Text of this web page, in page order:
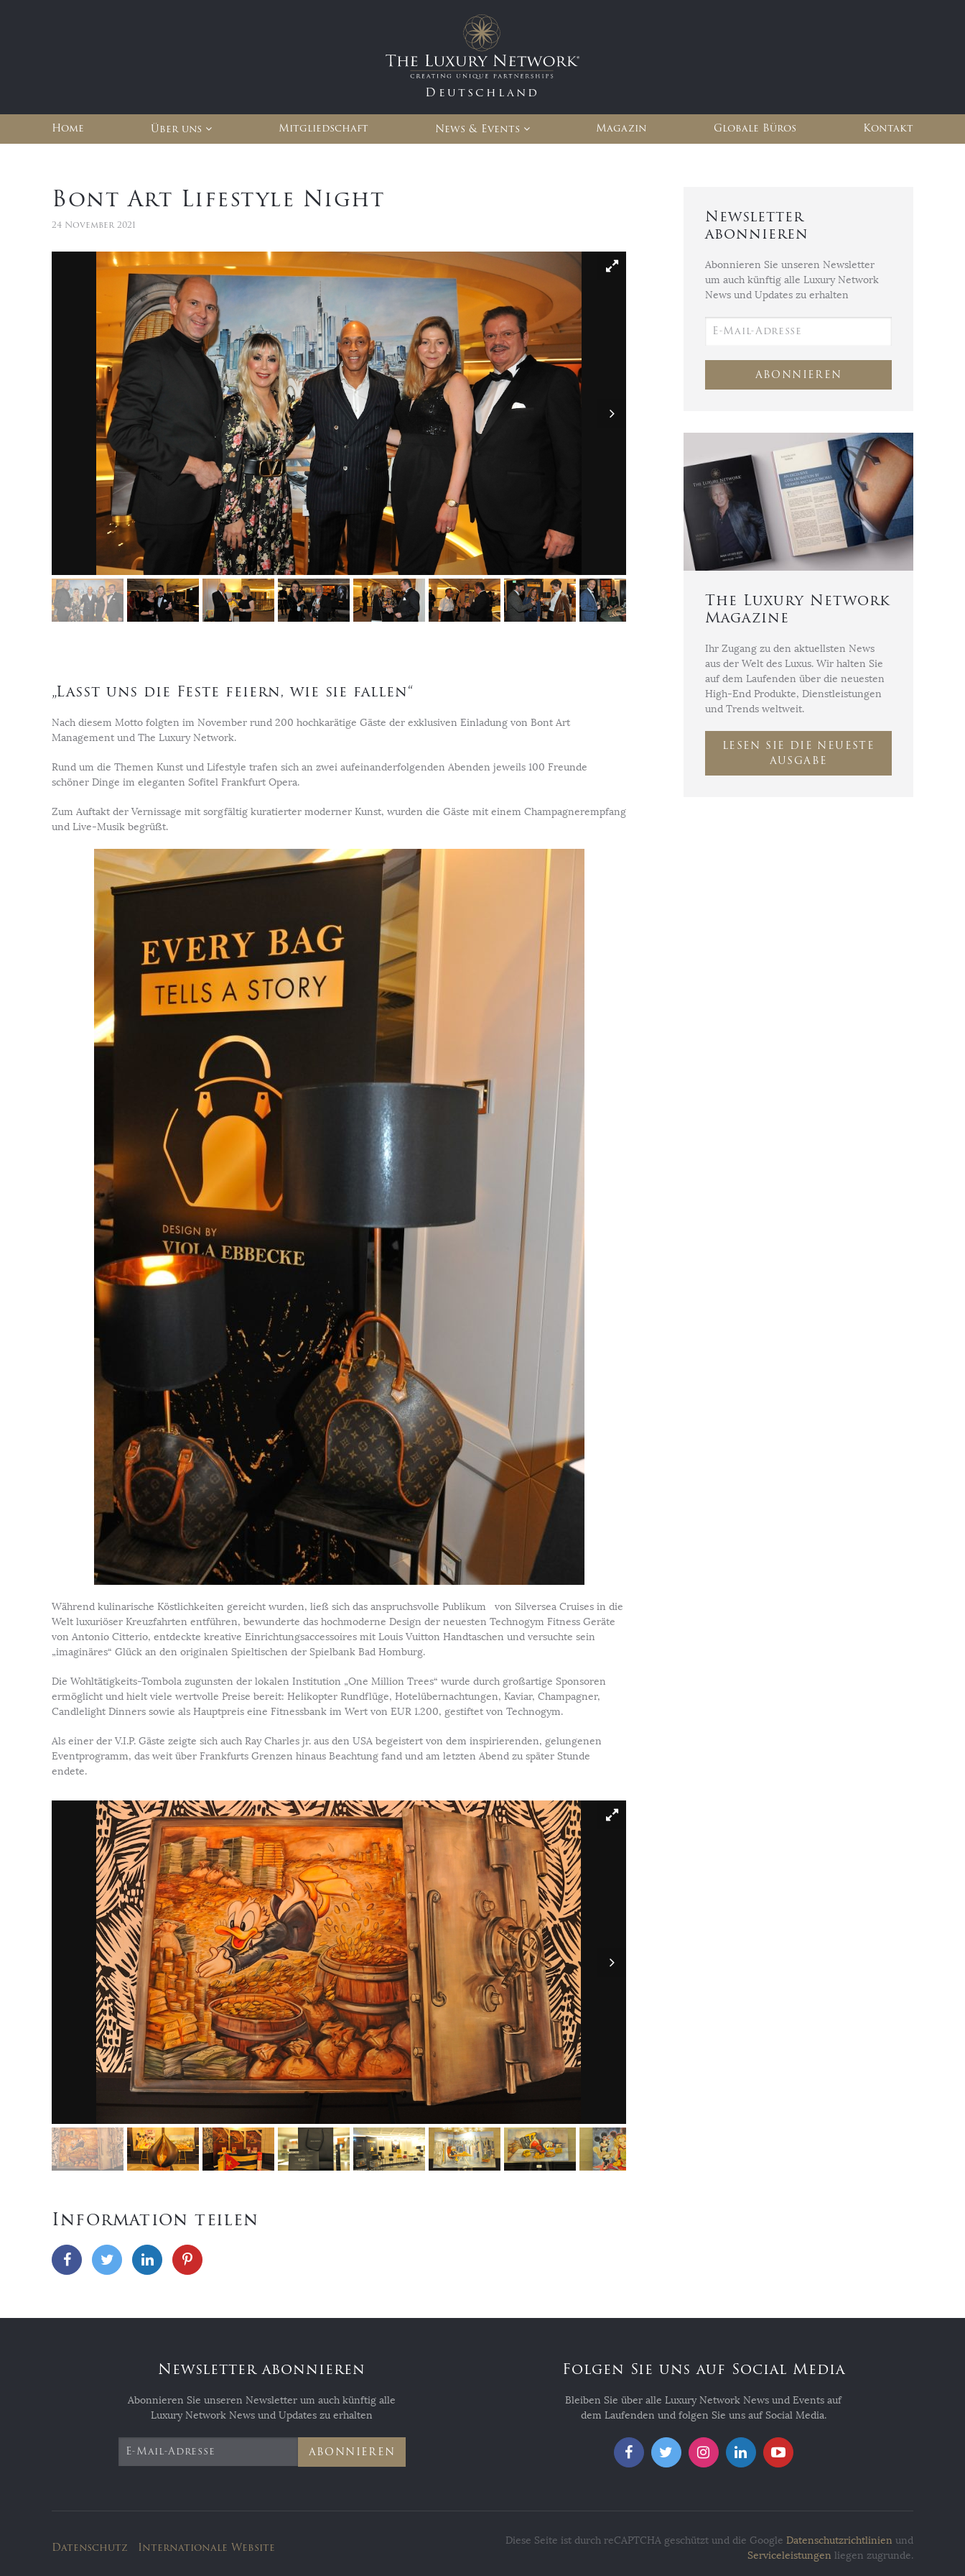
Deutschland
Home Über uns Mitgliedschaft News & Events Magazin Globale Büros Kontakt
Bont Art Lifestyle Night
24 November 2021
„Lasst uns die Feste feiern, wie sie fallen“
Nach diesem Motto folgten im November rund 200 hochkarätige Gäste der exklusiven Einladung von Bont Art
Management und The Luxury Network.
Rund um die Themen Kunst und Lifestyle trafen sich an zwei aufeinanderfolgenden Abenden jeweils 100 Freunde
schöner Dinge im eleganten Sofitel Frankfurt Opera.
Zum Auftakt der Vernissage mit sorgfältig kuratierter moderner Kunst, wurden die Gäste mit einem Champagnerempfang
und Live-Musik begrüßt.
Während kulinarische Köstlichkeiten gereicht wurden, ließ sich das anspruchsvolle Publikum von Silversea Cruises in die
Welt luxuriöser Kreuzfahrten entführen, bewunderte das hochmoderne Design der neuesten Technogym Fitness Geräte
von Antonio Citterio, entdeckte kreative Einrichtungsaccessoires mit Louis Vuitton Handtaschen und versuchte sein
„imaginäres“ Glück an den originalen Spieltischen der Spielbank Bad Homburg.
Die Wohltätigkeits-Tombola zugunsten der lokalen Institution „One Million Trees“ wurde durch großartige Sponsoren
ermöglicht und hielt viele wertvolle Preise bereit: Helikopter Rundflüge, Hotelübernachtungen, Kaviar, Champagner,
Candlelight Dinners sowie als Hauptpreis eine Fitnessbank im Wert von EUR 1.200, gestiftet von Technogym.
Als einer der V.I.P. Gäste zeigte sich auch Ray Charles jr. aus den USA begeistert von dem inspirierenden, gelungenen
Eventprogramm, das weit über Frankfurts Grenzen hinaus Beachtung fand und am letzten Abend zu später Stunde
endete.
Information teilen
Newsletter
abonnieren
Abonnieren Sie unseren Newsletter
um auch künftig alle Luxury Network
News und Updates zu erhalten
ABONNIEREN
The Luxury Network
Magazine
Ihr Zugang zu den aktuellsten News
aus der Welt des Luxus. Wir halten Sie
auf dem Laufenden über die neuesten
High-End Produkte, Dienstleistungen
und Trends weltweit.
LESEN SIE DIE NEUESTE
AUSGABE
Newsletter abonnieren
Abonnieren Sie unseren Newsletter um auch künftig alle
Luxury Network News und Updates zu erhalten
ABONNIEREN
Folgen Sie uns auf Social Media
Bleiben Sie über alle Luxury Network News und Events auf
dem Laufenden und folgen Sie uns auf Social Media.
Datenschutz Internationale Website Diese Seite ist durch reCAPTCHA geschützt und die Google Datenschutzrichtlinien und
Serviceleistungen liegen zugrunde.